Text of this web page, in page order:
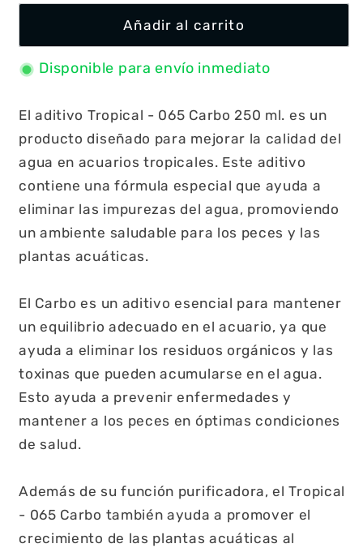
Añadir al carrito
Disponible para envío inmediato
El aditivo Tropical - 065 Carbo 250 ml. es un
producto diseñado para mejorar la calidad del
agua en acuarios tropicales. Este aditivo
contiene una fórmula especial que ayuda a
eliminar las impurezas del agua, promoviendo
un ambiente saludable para los peces y las
plantas acuáticas.
El Carbo es un aditivo esencial para mantener
un equilibrio adecuado en el acuario, ya que
ayuda a eliminar los residuos orgánicos y las
toxinas que pueden acumularse en el agua.
Esto ayuda a prevenir enfermedades y
mantener a los peces en óptimas condiciones
de salud.
Además de su función purificadora, el Tropical
- 065 Carbo también ayuda a promover el
crecimiento de las plantas acuáticas al